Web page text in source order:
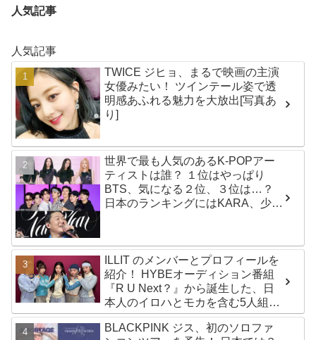
人気記事
人気記事
TWICE ジヒョ、まるで映画の主演
女優みたい！ ツインテール姿で透
明感あふれる魅力を大放出[写真あ
り]
世界で最も人気のあるK-POPアー
ティストは誰？ １位はやっぱり
BTS、気になる２位、３位は…？
日本のランキングにはKARA、少女
ILLIT のメンバーとプロフィールを
紹介！ HYBEオーディション番組
『R U Next？』から誕生した、日
本人のイロハとモカを含む5人組ガ
ールズグループ！ デビュー曲
「Magnetic」がいきなりの大ヒッ
BLACKPINK ジス、初のソロファ